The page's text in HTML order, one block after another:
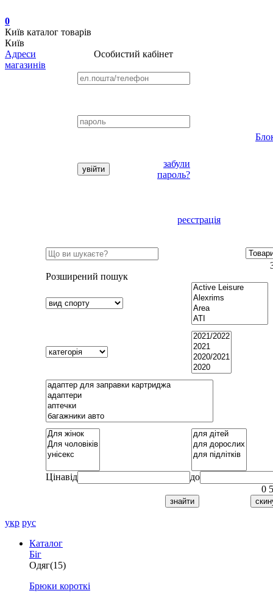
0
Київ каталог товарів
Київ
Адреси
магазинів
Особистий кабінет
забули
пароль?
реєстрація
Розширений пошук
Цінавід
до
0
укр рус
Каталог
Біг
Одяг(15)
Брюки короткі